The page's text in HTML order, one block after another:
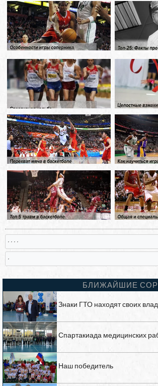
БЛИЖАЙШИЕ
Знаки ГТО находят своих
Спартакиада медицинских
Наш победитель